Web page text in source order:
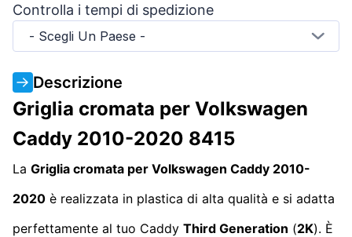
Controlla i tempi di spedizione
- Scegli Un Paese -
Descrizione
Griglia cromata per Volkswagen
Caddy 2010-2020 8415
La Griglia cromata per Volkswagen Caddy 2010-
2020 è realizzata in plastica di alta qualità e si adatta
perfettamente al tuo Caddy Third Generation (2K). È